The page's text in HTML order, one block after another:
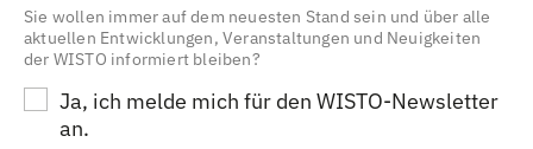
Sie wollen immer auf dem neuesten Stand sein und über alle
aktuellen Entwicklungen, Veranstaltungen und Neuigkeiten
der WISTO informiert bleiben?
Ja, ich melde mich für den WISTO-Newsletter
an.